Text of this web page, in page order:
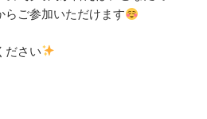
ご参加いただけます
ださい